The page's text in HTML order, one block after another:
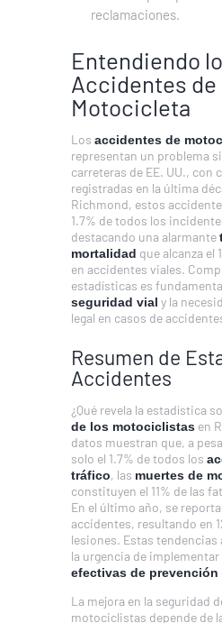
reclamaciones.
Entendiendo
Accidentes de
Motocicleta
Los accidentes de
representan un problema
carreteras de EE. UU., con
registradas en la última
Richmond, estos
1.7% de todos los
destacando una alarmante
mortalidad que alcanza el
en accidentes viales.
estadísticas es
seguridad vial y la
legal en casos de
Resumen de
Accidentes
¿Qué revela la estadística
de los motociclistas en
datos muestran que, a
solo el 1.7% de todos los
tráfico , las muertes de
constituyen el 11% de las
En el último año, se
accidentes, resultando en
lesiones. Estas tendencias
la urgencia de implementar
efectivas de prevención
La mejora en la seguridad
motociclistas depende de